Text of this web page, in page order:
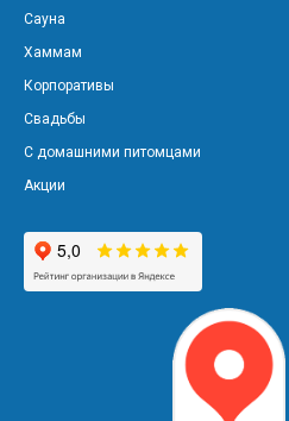
Сауна
Хаммам
Корпоративы
Свадьбы
С домашними питомцами
Акции